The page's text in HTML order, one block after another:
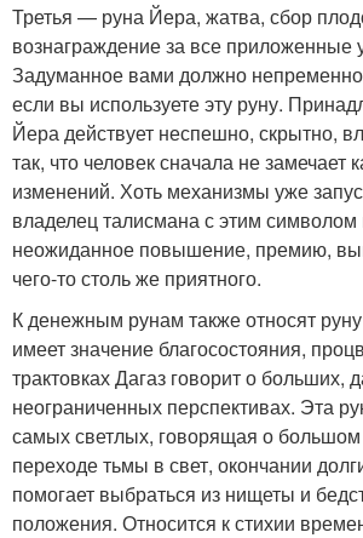
Третья — руна Йера, жатва, сбор
вознаграждение за все приложенные
Задуманное вами должно непременно
если вы используете эту руну.
Йера действует неспешно, скрытно,
так, что человек сначала не замечает
изменений. Хоть механизмы уже
владелец талисмана с этим символом
неожиданное повышение, премию,
чего-то столь же приятного.
К денежным рунам также относят
имеет значение благосостояния,
трактовках Дагаз говорит о больших,
неограниченных перспективах. Эта
самых светлых, говорящая о
переходе тьмы в свет, окончании
помогает выбраться из нищеты и
положения. Относится к стихии